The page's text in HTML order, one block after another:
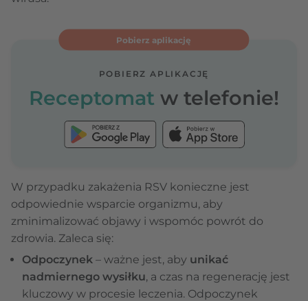
Pobierz aplikację
POBIERZ APLIKACJĘ
Receptomat w telefonie!
W przypadku zakażenia RSV konieczne jest
odpowiednie wsparcie organizmu, aby
zminimalizować objawy i wspomóc powrót do
zdrowia. Zaleca się:
Odpoczynek – ważne jest, aby unikać
nadmiernego wysiłku, a czas na regenerację jest
kluczowy w procesie leczenia. Odpoczynek